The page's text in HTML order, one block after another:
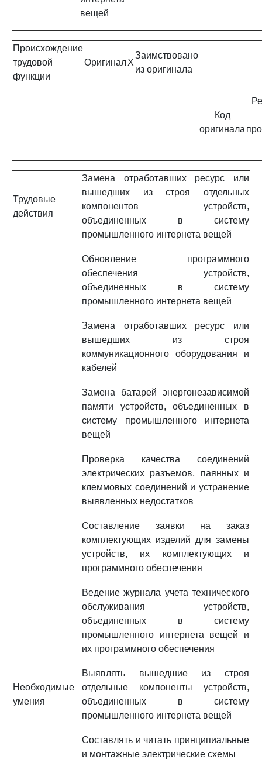
вещей
Происхождение
трудовой
функции
ОригиналX
Заимствовано
из оригинала
Код
оригинала
Трудовые
действия
Замена отработавших ресурс или
вышедших из строя отдельных
компонентов устройств,
объединенных в систему
промышленного интернета вещей
Обновление программного
обеспечения устройств,
объединенных в систему
промышленного интернета вещей
Замена отработавших ресурс или
вышедших из строя
коммуникационного оборудования и
кабелей
Замена батарей энергонезависимой
памяти устройств, объединенных в
систему промышленного интернета
вещей
Проверка качества соединений
электрических разъемов, паянных и
клеммовых соединений и устранение
выявленных недостатков
Составление заявки на заказ
комплектующих изделий для замены
устройств, их комплектующих и
программного обеспечения
Ведение журнала учета технического
обслуживания устройств,
объединенных в систему
промышленного интернета вещей и
их программного обеспечения
Необходимые
умения
Выявлять вышедшие из строя
отдельные компоненты устройств,
объединенных в систему
промышленного интернета вещей
Составлять и читать принципиальные
и монтажные электрические схемы